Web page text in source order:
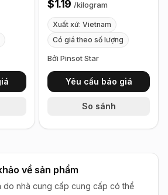
$1.19 /kilogram
Xuất xứ: Vietnam
Có giá theo số lượng
Bởi Pinsot Star
Yêu cầu báo giá
So sánh
về sản phẩm
do nhà cung cấp cung cấp có thể